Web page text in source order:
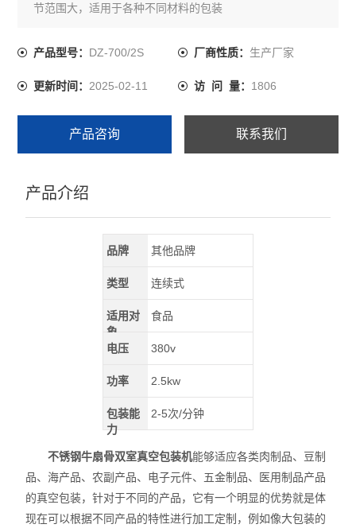
节范围大，适用于各种不同材料的包装
产品型号： DZ-700/2S 厂商性质： 生产厂家
更新时间：2025-02-11 访 问 量： 1806
产品咨询 联系我们
产品介绍
品牌 其他品牌
类型 连续式
适用对
象
食品
电压 380v
功率 2.5kw
包装能
力
2-5次/分钟
不锈钢牛扇骨双室真空包装机能够适应各类肉制品、豆制
品、海产品、农副产品、电子元件、五金制品、医用制品产品
的真空包装，针对于不同的产品，它有一个明显的优势就是体
现在可以根据不同产品的特性进行加工定制，例如像大包装的